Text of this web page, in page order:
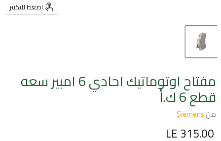
اضغط للتكبير
مفتاح اوتوماتيك احادي 6 امبير سعه
قطع 6 ك.أ
منSiemens
السعر الحالي
LE 315.00